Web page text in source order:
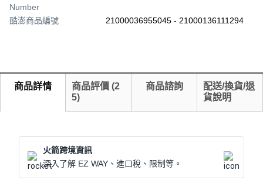
Number
酷澎商品編號 21000036955045 - 21000136111294
商品詳情 商品評價 (2
5)
商品諮詢
配送/換貨/退
貨說明
火箭跨境資訊
深入了解 EZ WAY、進口稅、限制等。